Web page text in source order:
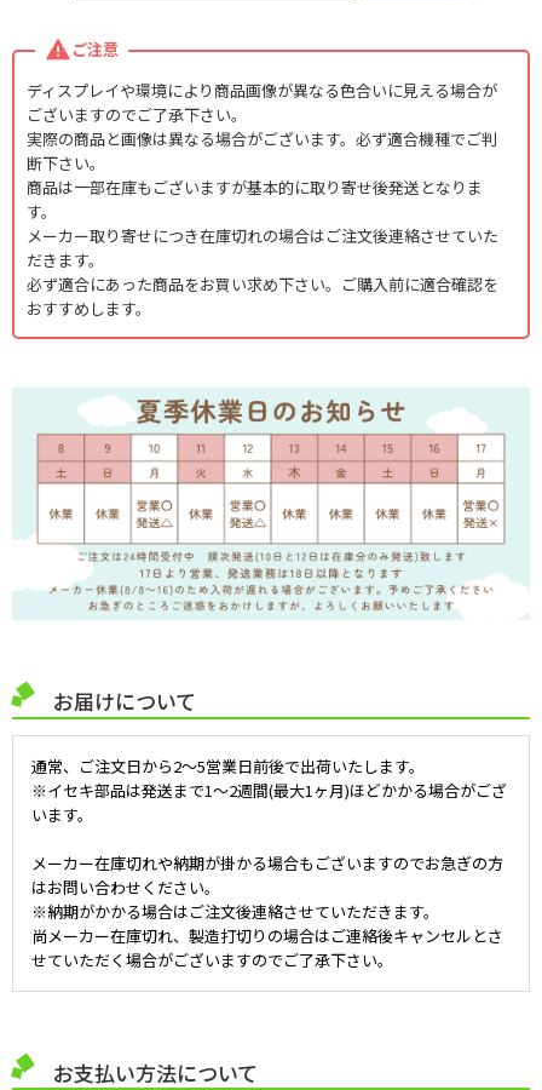
ご注意
ディスプレイや環境により商品画像が異なる色合いに見える場合が
ございますのでご了承下さい。
実際の商品と画像は異なる場合がございます。必ず適合機種でご判
断下さい。
商品は一部在庫もございますが基本的に取り寄せ後発送となりま
す。
メーカー取り寄せにつき在庫切れの場合はご注文後連絡させていた
だきます。
必ず適合にあった商品をお買い求め下さい。ご購入前に適合確認を
おすすめします。
お届けについて
通常、ご注文日から2～5営業日前後で出荷いたします。
※イセキ部品は発送まで1～2週間(最大1ヶ月)ほどかかる場合がござ
います。
メーカー在庫切れや納期が掛かる場合もございますのでお急ぎの方
はお問い合わせください。
※納期がかかる場合はご注文後連絡させていただきます。
尚メーカー在庫切れ、製造打切りの場合はご連絡後キャンセルとさ
せていただく場合がございますのでご了承下さい。
お支払い方法について